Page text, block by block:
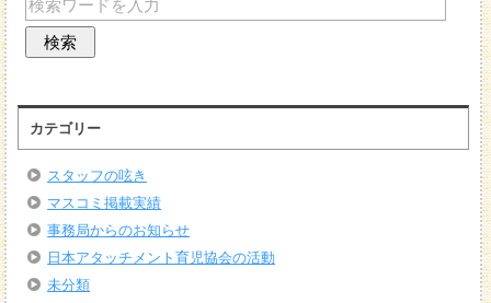
カテゴリー
スタッフの呟き
マスコミ掲載実績
事務局からのお知らせ
日本アタッチメント育児協会の活動
未分類